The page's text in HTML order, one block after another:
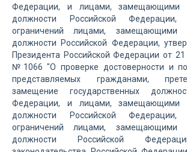
Федерации, и лицами, замещающими
должности Российской
ограничений лицами, замещающими
должности Российской Федерации,
Президента Российской Федерации от 21
№1066 "О проверке достоверности и
представляемых гражданами,
замещение государственных
Федерации, и лицами, замещающими
должности Российской
ограничений лицами, замещающими
должности Российской